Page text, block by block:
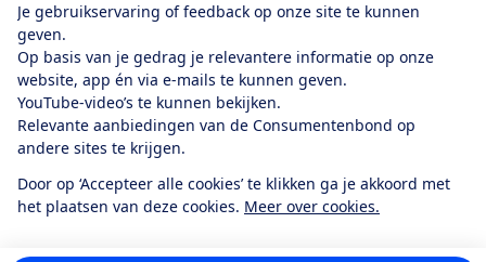
Je gebruikservaring of feedback op onze site te kunnen
geven.
Op basis van je gedrag je relevantere informatie op onze
website, app én via e-mails te kunnen geven.
YouTube-video’s te kunnen bekijken.
Relevante aanbiedingen van de Consumentenbond op
andere sites te krijgen.
Door op ‘Accepteer alle cookies’ te klikken ga je akkoord met
het plaatsen van deze cookies. Meer over cookies.
app
Algemene Voorwaarden
Privacyverklaring
Cookiebeleid
Privacyvoorkeuren
Toegankelijkheid
RSS-feed nieuws
Facebook
TwitterInstagram
YoutubeLinkedIn
12.901consumentenbeoordelen de Consumentenbondmet gemiddeld